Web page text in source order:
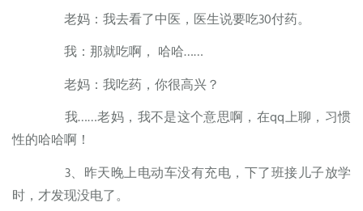
老妈：我去看了中医，医生说要吃30付药。
我：那就吃啊， 哈哈……
老妈：我吃药，你很高兴？
我……老妈，我不是这个意思啊，在qq上聊，习惯
性的哈哈啊！
3、昨天晚上电动车没有充电，下了班接儿子放学
时，才发现没电了。